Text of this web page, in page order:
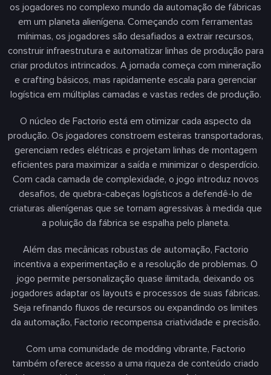
os jogadores no complexo mundo da automação de fábricas
em um planeta alienígena. Começando com ferramentas
mínimas, os jogadores são desafiados a extrair recursos,
construir infraestrutura e automatizar linhas de produção para
criar produtos intrincados. A jornada começa com mineração
e crafting básicos, mas rapidamente escala para gerenciar
logística em múltiplas camadas e vastas redes de produção.
O núcleo de Factorio está em otimizar cada aspecto da
produção. Os jogadores constroem esteiras transportadoras,
gerenciam redes elétricas e projetam linhas de montagem
eficientes para maximizar a saída e minimizar o desperdício.
Com cada camada de complexidade, o jogo introduz novos
desafios, de quebra-cabeças logísticos a defendê-lo de
criaturas alienígenas que se tornam agressivas à medida que
a poluição da fábrica se espalha pelo planeta.
Além das mecânicas robustas de automação, Factorio
incentiva a experimentação e a resolução de problemas. O
jogo permite personalização quase ilimitada, deixando os
jogadores adaptar os layouts e processos de suas fábricas.
Seja refinando fluxos de recursos ou expandindo os limites
da automação, Factorio recompensa criatividade e precisão.
Com uma comunidade de modding vibrante, Factorio
também oferece acesso a uma riqueza de conteúdo criado